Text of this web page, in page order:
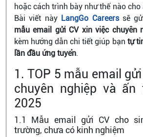
hoặc cách trình bày như thế nào cho
Bài viết này LangGo Careerssẽ
mẫu email gửi CV xin việc chuyên
kèm hướng dẫn chi tiết giúp bạn tự
lần đầu ứng tuyển.
1. TOP 5 mẫu email
chuyên nghiệp và ấn
2025
1.1 Mẫu email gửi CV cho
trường, chưa có kinh nghiệm